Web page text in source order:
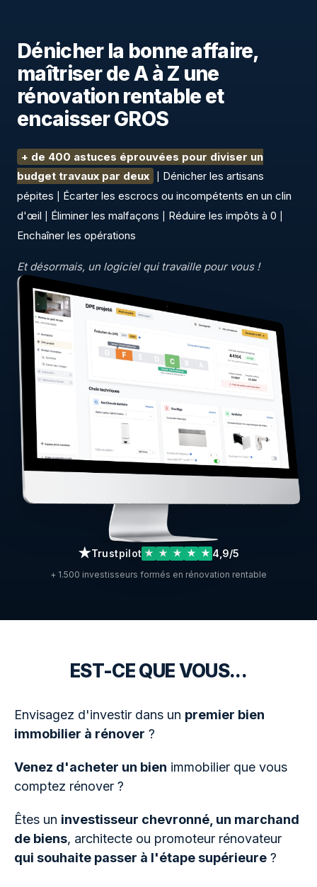
Dénicher la bonne affaire,
maîtriser de A à Z une
rénovation rentable et
encaisser GROS
+ de 400 astuces éprouvées pour diviser un
budget travaux par deux
Dénicher les artisans
pépites
Écarter les escrocs ou incompétents en un clin
d'œil
Éliminer les malfaçons Réduire les impôts à 0
Enchaîner les opérations
Et désormais, un logiciel qui travaille pour vous !
★Trustpilot ★ ★ ★ ★ ★ 4,9/5
+ 1.500 investisseurs formés en rénovation rentable
EST-CE QUE VOUS...
Envisagez d'investir dans un premier bien
immobilier à rénover ?
Venez d'acheter un bien immobilier que vous
comptez rénover ?
Êtes un investisseur chevronné, un marchand
de biens, architecte ou promoteur rénovateur
qui souhaite passer à l'étape supérieure ?